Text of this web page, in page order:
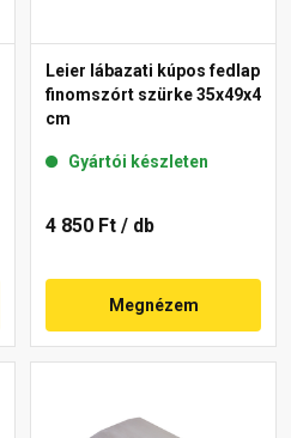
Leier lábazati kúpos fedlap
finomszórt szürke 35x49x4
cm
Gyártói készleten
4 850 Ft / db
Megnézem